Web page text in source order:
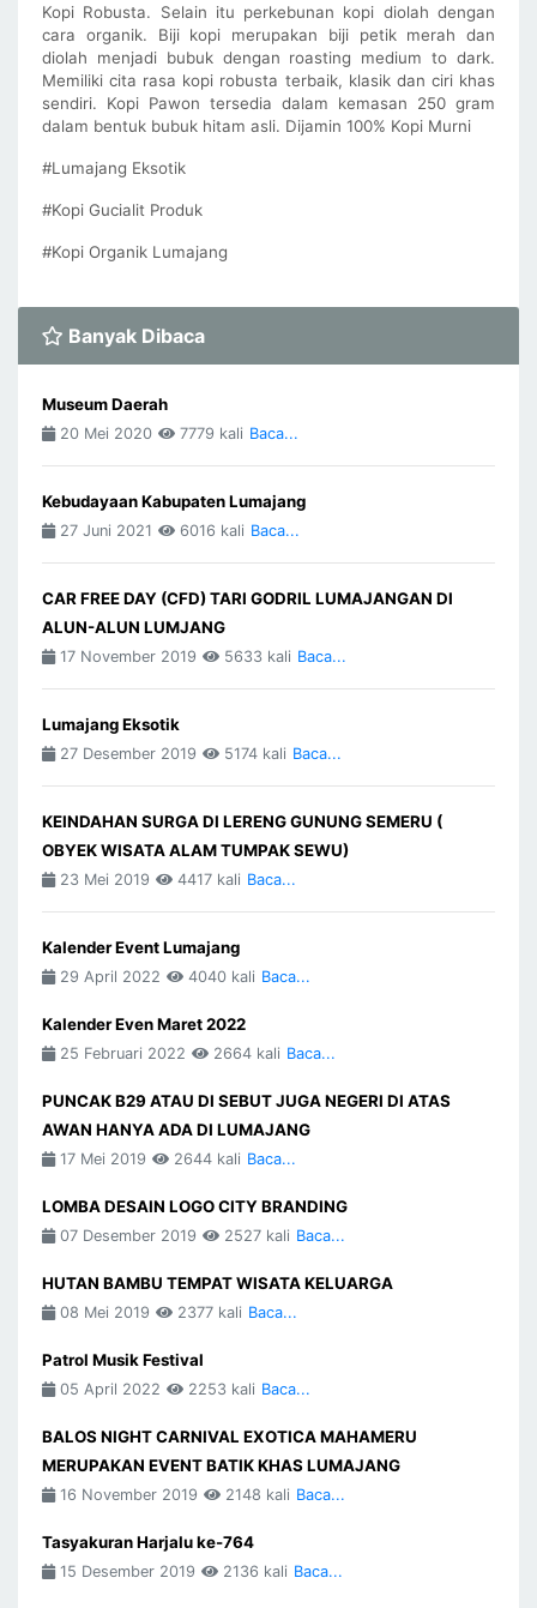
Kopi Robusta. Selain itu perkebunan kopi diolah dengan
cara organik. Biji kopi merupakan biji petik merah dan
diolah menjadi bubuk dengan roasting medium to dark.
Memiliki cita rasa kopi robusta terbaik, klasik dan ciri khas
sendiri. Kopi Pawon tersedia dalam kemasan 250 gram
dalam bentuk bubuk hitam asli. Dijamin 100% Kopi Murni
#Lumajang Eksotik
#Kopi Gucialit Produk
#Kopi Organik Lumajang
Banyak Dibaca
Museum Daerah
20 Mei 2020 7779 kali Baca...
Kebudayaan Kabupaten Lumajang
27 Juni 2021 6016 kali Baca...
CAR FREE DAY (CFD) TARI GODRIL LUMAJANGAN DI
ALUN-ALUN LUMJANG
17 November 2019 5633 kali Baca...
Lumajang Eksotik
27 Desember 2019 5174 kali Baca...
KEINDAHAN SURGA DI LERENG GUNUNG SEMERU (
OBYEK WISATA ALAM TUMPAK SEWU)
23 Mei 2019 4417 kali Baca...
Kalender Event Lumajang
29 April 2022 4040 kali Baca...
Kalender Even Maret 2022
25 Februari 2022 2664 kali Baca...
PUNCAK B29 ATAU DI SEBUT JUGA NEGERI DI ATAS
AWAN HANYA ADA DI LUMAJANG
17 Mei 2019 2644 kali Baca...
LOMBA DESAIN LOGO CITY BRANDING
07 Desember 2019 2527 kali Baca...
HUTAN BAMBU TEMPAT WISATA KELUARGA
08 Mei 2019 2377 kali Baca...
Patrol Musik Festival
05 April 2022 2253 kali Baca...
BALOS NIGHT CARNIVAL EXOTICA MAHAMERU
MERUPAKAN EVENT BATIK KHAS LUMAJANG
16 November 2019 2148 kali Baca...
Tasyakuran Harjalu ke-764
15 Desember 2019 2136 kali Baca...